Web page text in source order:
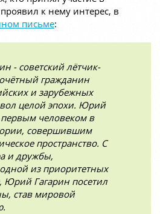
к нему интерес, в
письме:
- советский лётчик-
гражданин
и зарубежных
целой эпохи. Юрий
первым человеком в
совершившим
пространство. С
и дружбы,
из приоритетных
Юрий Гагарин посетил
став мировой